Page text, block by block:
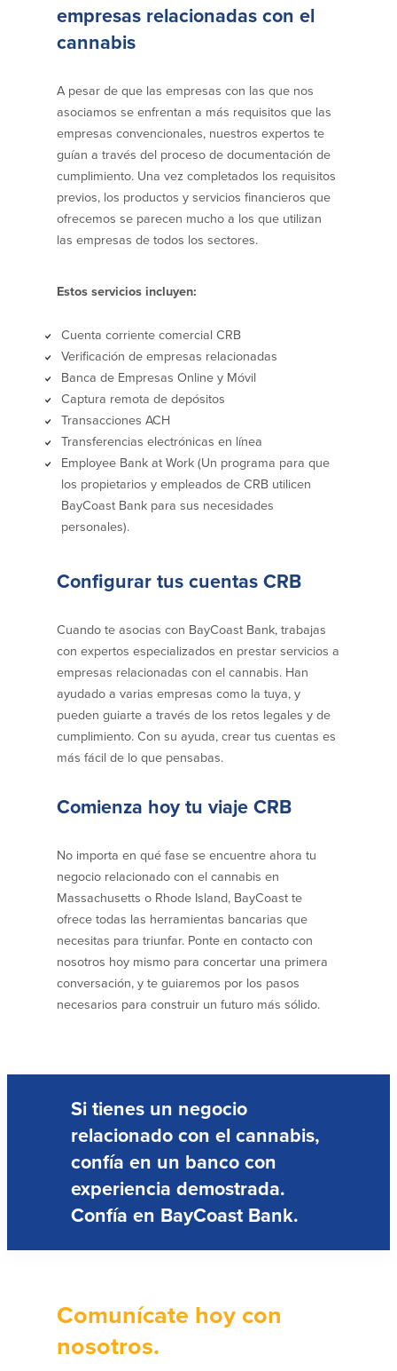
BayCoast Mortgage
Cuenta Abierta
Sucursales
Buscar
Español
English
Português
Donaciones y
patrocinios
Preguntas frecuentes
empresas relacionadas con el
cannabis
A pesar de que las empresas con las que nos
asociamos se enfrentan a más requisitos que las
empresas convencionales, nuestros expertos te
guían a través del proceso de documentación de
cumplimiento. Una vez completados los requisitos
previos, los productos y servicios financieros que
ofrecemos se parecen mucho a los que utilizan
las empresas de todos los sectores.
Estos servicios incluyen:
Cuenta corriente comercial CRB
Verificación de empresas relacionadas
Banca de Empresas Online y Móvil
Captura remota de depósitos
Transacciones ACH
Transferencias electrónicas en línea
Employee Bank at Work (Un programa para que
los propietarios y empleados de CRB utilicen
BayCoast Bank para sus necesidades
personales).
Configurar tus cuentas CRB
Cuando te asocias con BayCoast Bank, trabajas
con expertos especializados en prestar servicios a
empresas relacionadas con el cannabis. Han
ayudado a varias empresas como la tuya, y
pueden guiarte a través de los retos legales y de
cumplimiento. Con su ayuda, crear tus cuentas es
más fácil de lo que pensabas.
Comienza hoy tu viaje CRB
No importa en qué fase se encuentre ahora tu
negocio relacionado con el cannabis en
Massachusetts o Rhode Island, BayCoast te
ofrece todas las herramientas bancarias que
necesitas para triunfar. Ponte en contacto con
nosotros hoy mismo para concertar una primera
conversación, y te guiaremos por los pasos
necesarios para construir un futuro más sólido.
Si tienes un negocio
relacionado con el cannabis,
confía en un banco con
experiencia demostrada.
Confía en BayCoast Bank.
Comunícate hoy con
nosotros.